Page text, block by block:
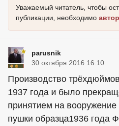
Уважаемый читатель, чтобы
публикации, необходимо
parusnik
30 октября 2016 16:10
Производство
1937 года и было
принятием на
пушки образца1936 года